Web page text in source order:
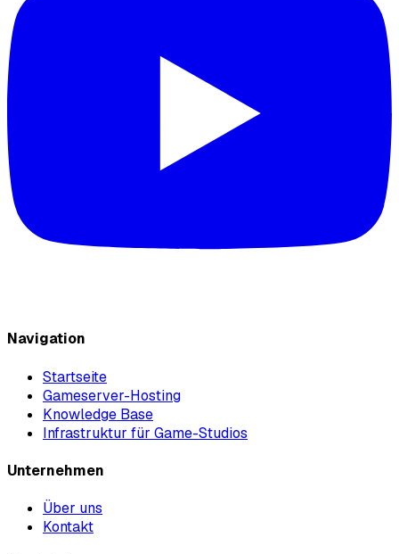
Navigation
Startseite
Gameserver-Hosting
Knowledge Base
Infrastruktur für Game-Studios
Unternehmen
Über uns
Kontakt